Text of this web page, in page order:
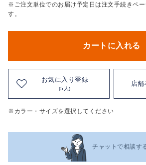
※ご注文単位でのお届け予定日は注文手続きペー
す。
カートに入れる
お気に入り登録
(5人)
店
※カラー・サイズを選択してください
チャットで相談す